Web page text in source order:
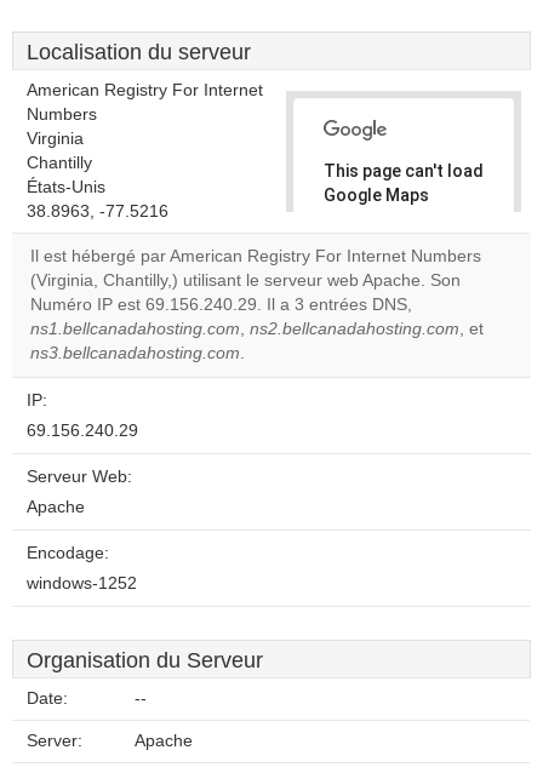
Localisation du serveur
American Registry For Internet
Numbers
Virginia
Chantilly
États-Unis
38.8963, -77.5216
This page can't load
Google Maps
Do you
own this
website?
Il est hébergé par American Registry For Internet Numbers
(Virginia, Chantilly,) utilisant le serveur web Apache. Son
Numéro IP est 69.156.240.29. Il a 3 entrées DNS,
ns1.bellcanadahosting.com, ns2.bellcanadahosting.com, et
ns3.bellcanadahosting.com.
IP:
69.156.240.29
Serveur Web:
Apache
Encodage:
windows-1252
Organisation du Serveur
Date: --
Server: Apache